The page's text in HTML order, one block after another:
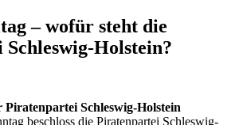
– wofür steht die
Holstein?
Piratenpartei Schleswig-Holstein
beschloss die Piratenpartei Schleswig-